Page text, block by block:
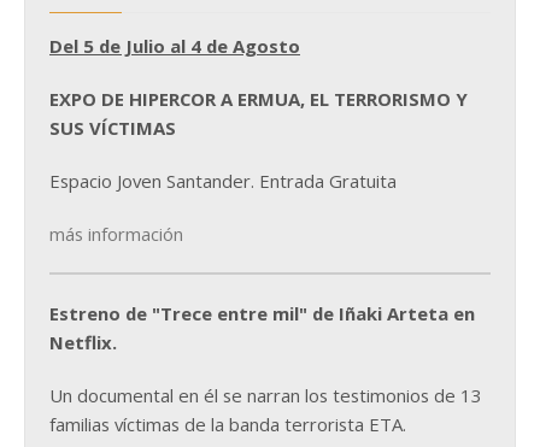
Del 5 de Julio al 4 de Agosto
EXPO DE HIPERCOR A ERMUA, EL TERRORISMO Y
SUS VÍCTIMAS
Espacio Joven Santander. Entrada Gratuita
más información
Estreno de "Trece entre mil" de Iñaki Arteta en
Netflix.
Un documental en él se narran los testimonios de 13
familias víctimas de la banda terrorista ETA.